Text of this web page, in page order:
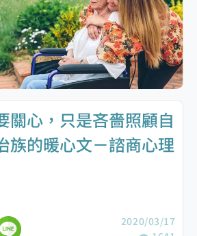
關心，只是吝嗇照顧自
族的暖心文－諮商心理
2020/03/17